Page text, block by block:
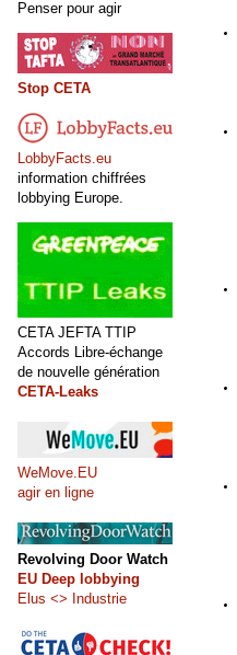
Penser pour agir
Stop CETA
LobbyFacts.eu
information chiffrées
lobbying Europe.
CETA JEFTA TTIP
Accords Libre-échange
de nouvelle génération
CETA-Leaks
WeMove.EU
agir en ligne
Revolving Door Watch
EU Deep lobbying
Elus <> Industrie